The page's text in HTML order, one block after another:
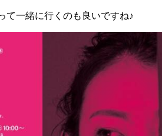
て一緒に行くのも良いですね♪